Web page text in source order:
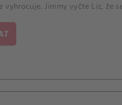
vyhrocuje. Jimmy vyčte Liz, že